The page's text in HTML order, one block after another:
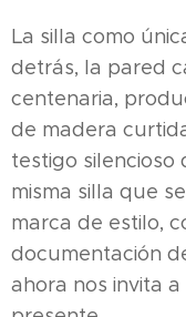
La silla como
detrás, la pared
centenaria,
de madera
testigo silencioso
misma silla que
marca de estilo,
documentación
ahora nos invita